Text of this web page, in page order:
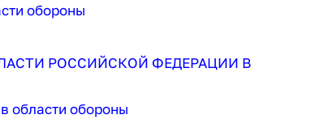
обороны
РОССИЙСКОЙ ФЕДЕРАЦИИ В
области обороны